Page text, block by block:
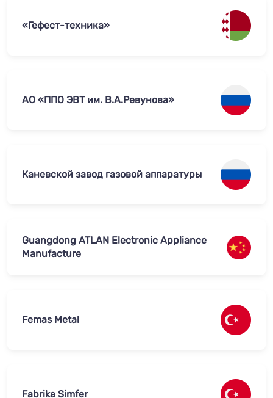
«Гефест-техника»
АО «ППО ЭВТ им. В.А.Ревунова»
Каневской завод газовой аппаратуры
Guangdong ATLAN Electronic Appliance
Manufacture
Femas Metal
Fabrika Simfer